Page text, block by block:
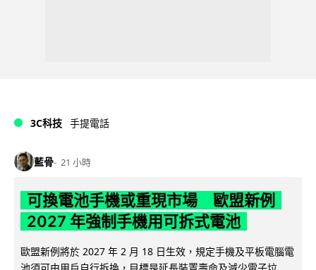
3C科技 手提電話
藍骨 21 小時
可換電池手機或重現市場 歐盟新例
2027 年強制手機用可拆式電池
歐盟新例將於 2027 年 2 月 18 日生效，規定手機及平板電腦電